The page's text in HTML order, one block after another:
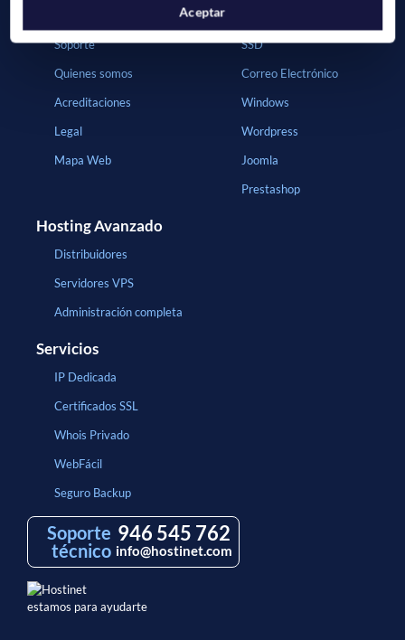
Soporte
Quienes somos
Acreditaciones
Legal
Mapa Web
Hosting
SSD
Correo Electrónico
Windows
Wordpress
Joomla
Prestashop
Hosting Avanzado
Distribuidores
Servidores VPS
Administración completa
Servicios
IP Dedicada
Certificados SSL
Whois Privado
WebFácil
Seguro Backup
Soporte
técnico
946 545 762
info@hostinet.com
estamos para ayudarte
Aceptar